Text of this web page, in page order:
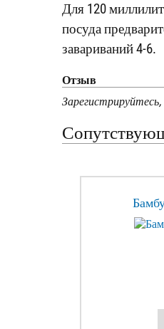
Для 120
посуда
завариваний 4-6.
Отзыв